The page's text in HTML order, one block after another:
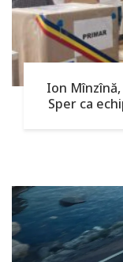
Ion
Sper ca